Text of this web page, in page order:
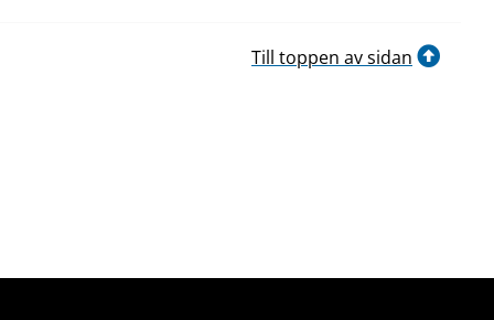
Till toppen av sidan